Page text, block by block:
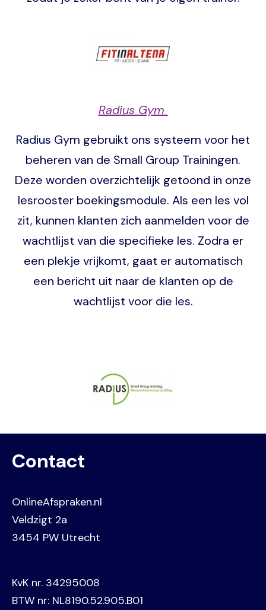
Radius Gym
Radius Gym gebruikt ons systeem voor het
beheren van de Small Group Trainingen.
Deze worden overzichtelijk getoond in onze
lesrooster boekingsmodule. Als een les vol
zit, kunnen klanten zich aanmelden voor de
wachtlijst van die specifieke les. Zodra er
een plekje vrijkomt, gaat er automatisch
een bericht uit naar de klanten op de
wachtlijst voor die les.
Contact
OnlineAfspraken.nl
Veldzigt 2a
3454 PW Utrecht
KvK nr. 34295008
BTW nr: NL8190.52.905.B01